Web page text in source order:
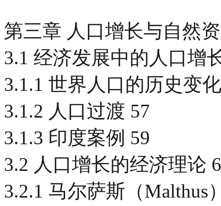
第三章 人口增长与自然
3.1 经济发展中的人口增
3.1.1 世界人口的历史变
3.1.2 人口过渡 57
3.1.3 印度案例 59
3.2 人口增长的经济理论
3.2.1 马尔萨斯（Malthus